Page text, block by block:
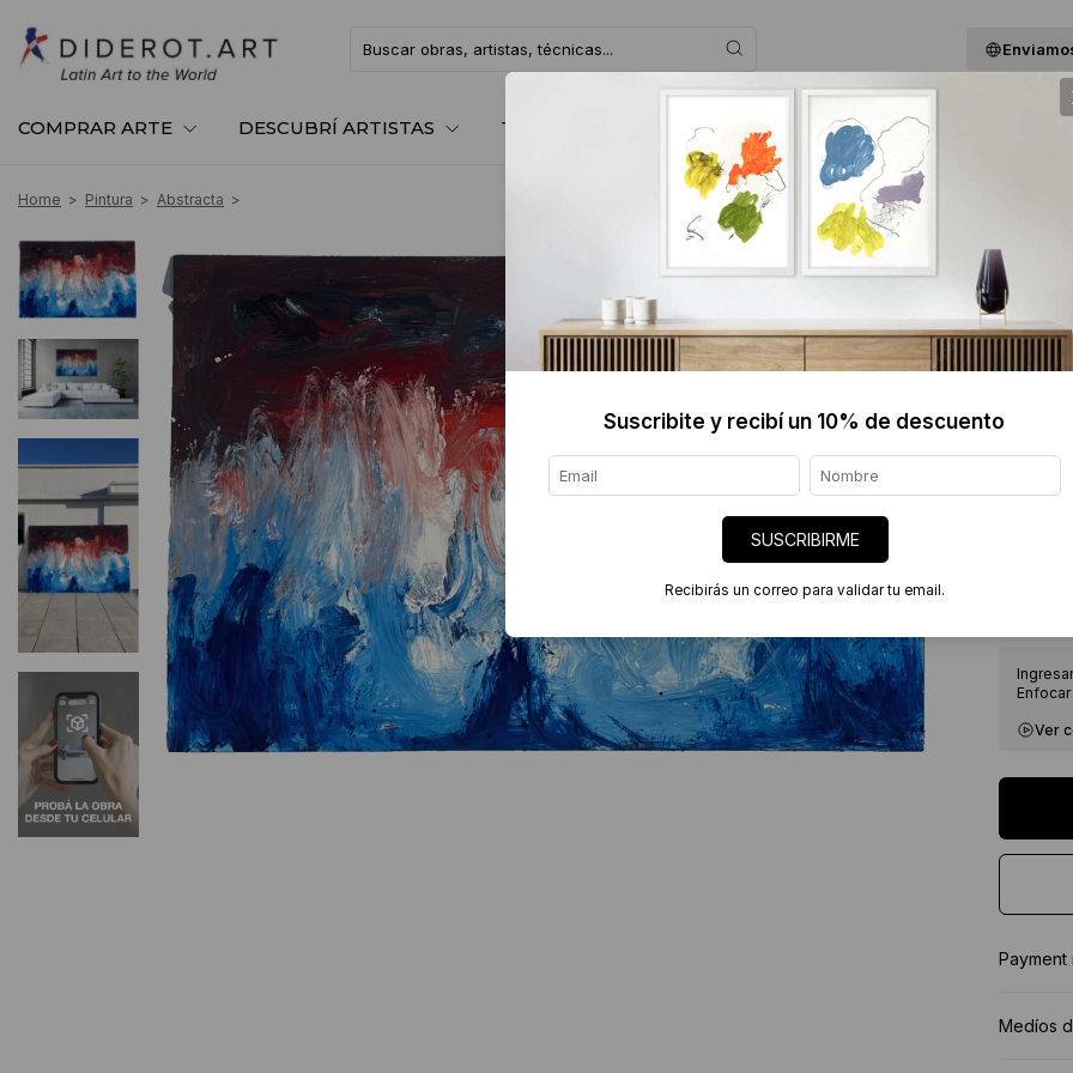
COMPRAR ARTE DESCUBRÍ ARTISTAS TE ASESORAMOS BLOG QUIENES SOMOS
Home > Pintura > Abstracta >
$6000
Ver
Payment
Medíos
Suscribite y recibí un 10% de descuento
SUSCRIBIRME
Recibirás un correo para validar tu email.